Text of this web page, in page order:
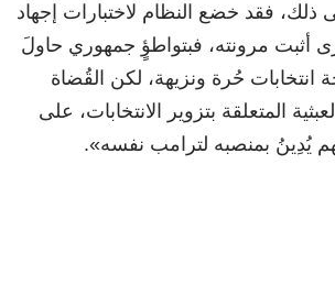
ذلك، فقد خضع النظام لاختبارات إجهاد
أثبت مرونته، فبتواطؤٍ جمهوري حاولَ
انتخابات حُرة ونزيهة، لكن القُضاة
المتعلقة بتزوير الانتخابات، على
يُدِينُ بمنصبه لترامب نفسه».